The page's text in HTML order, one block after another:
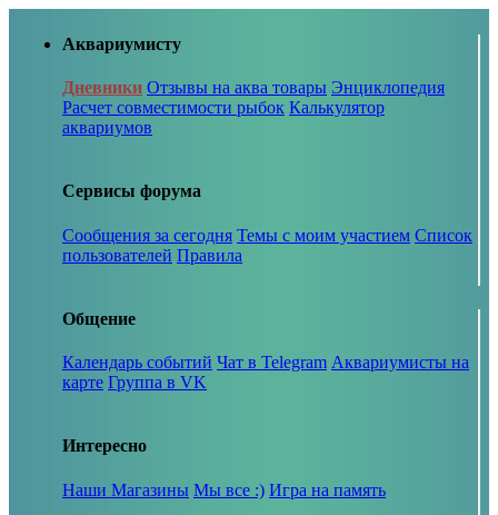
Аквариумисту
Дневники Отзывы на аква товары Энциклопедия
Расчет совместимости рыбок Калькулятор
аквариумов
Сервисы форума
Сообщения за сегодня Темы с моим участием Список
пользователей Правила
Общение
Календарь событий Чат в Telegram Аквариумисты на
карте Группа в VK
Интересно
Наши Магазины Мы все :) Игра на память